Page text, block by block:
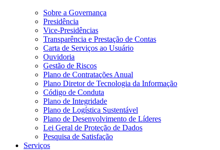
Sobre a Governança
Presidência
Vice-Presidências
Transparência e Prestação de Contas
Carta de Serviços ao Usuário
Ouvidoria
Gestão de Riscos
Plano de Contratações Anual
Plano Diretor de Tecnologia da Informação
Código de Conduta
Plano de Integridade
Plano de Logística Sustentável
Plano de Desenvolvimento de Líderes
Lei Geral de Proteção de Dados
Pesquisa de Satisfação
Serviços